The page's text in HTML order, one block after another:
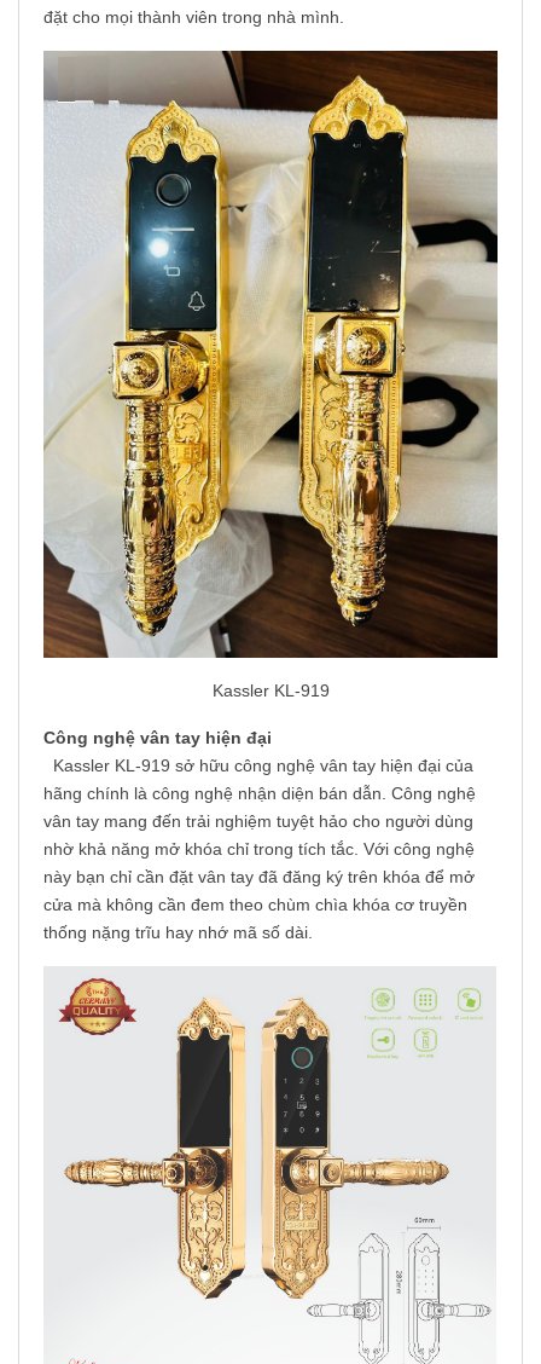
đặt cho mọi thành viên trong nhà mình.
Kassler KL-919
Công nghệ vân tay hiện đại
Kassler KL-919 sở hữu công nghệ vân tay hiện đại của
hãng chính là công nghệ nhận diện bán dẫn. Công nghệ
vân tay mang đến trải nghiệm tuyệt hảo cho người dùng
nhờ khả năng mở khóa chỉ trong tích tắc. Với công nghệ
này bạn chỉ cần đặt vân tay đã đăng ký trên khóa để mở
cửa mà không cần đem theo chùm chìa khóa cơ truyền
thống nặng trĩu hay nhớ mã số dài.